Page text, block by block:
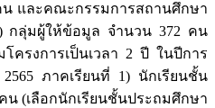
และคณะกรรมการสถานศึกษา
ลุ่มผู้ให้ข้อมูล จํานวน 372 คน
โครงการเป็นเวลา 2 ปี ในปีการ
ภาคเรียนที่ 1) นักเรียนชั้น
น (เลือกนักเรียนชั้นประถมศึกษา